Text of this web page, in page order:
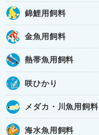
錦鯉用飼料
金魚用飼料
熱帯魚用飼料
咲ひかり
メダカ・川魚用飼料
海水魚用飼料